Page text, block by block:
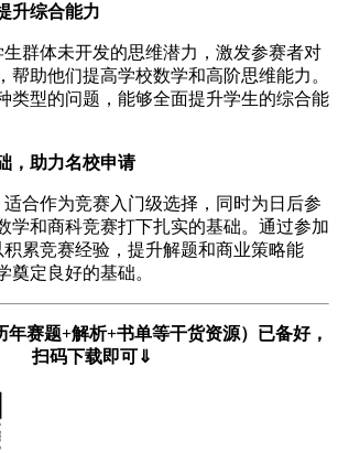
升综合能力
群体未开发的思维潜力，激发参赛者对
帮助他们提高学校数学和高阶思维能力。
类型的问题，能够全面提升学生的综合能
，助力名校申请
合作为竞赛入门级选择，同时为日后参
学和商科竞赛打下扎实的基础。通过参加
累竞赛经验，提升解题和商业策略能
奠定良好的基础。
赛题+解析+书单等干货资源）已备好，
扫码下载即可⇓